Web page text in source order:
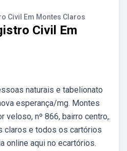
Civil Em Montes Claros
Civil Em
naturais e tabelionato
esperança/mg. Montes
veloso, nº 866, bairro centro,.
claros e todos os cartórios
online aqui no ecartórios.